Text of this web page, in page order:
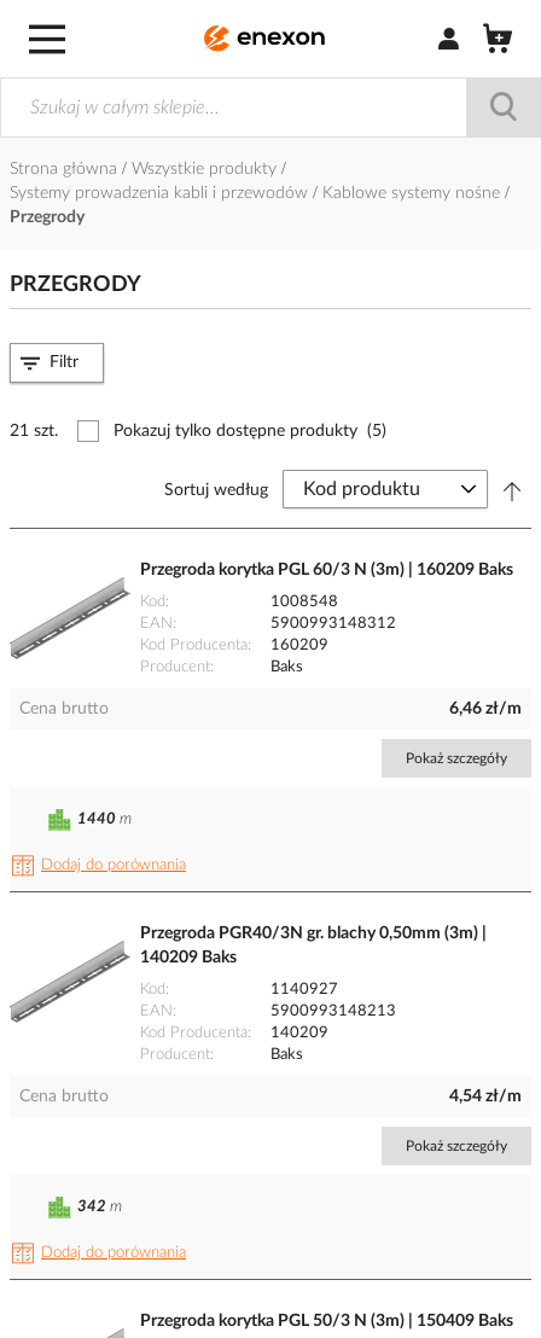
Zaloguj się /
Strona główna
Wszystkie produkty
Systemy prowadzenia kabli i przewodów
Kablowe systemy nośne
Przegrody
PRZEGRODY
21 szt. Pokazuj tylko dostępne produkty (5)
Sortuj według
Przegroda korytka PGL 60/3 N (3m) | 160209 Baks
Kod
1008548
EAN
5900993148312
Kod Producenta
160209
Producent
Baks
Cena brutto 6,46 zł/m
Pokaż szczegóły
Dodaj do porównania
1440 m
Przegroda PGR40/3N gr. blachy 0,50mm (3m) |
140209 Baks
Kod
1140927
EAN
5900993148213
Kod Producenta
140209
Producent
Baks
Cena brutto 4,54 zł/m
Pokaż szczegóły
Dodaj do porównania
342 m
Przegroda korytka PGL 50/3 N (3m) | 150409 Baks
Filtr